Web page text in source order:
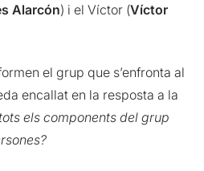
Alarcón) i el Víctor (Víctor
el grup que s’enfronta al
encallat en la resposta a la
els components del grup